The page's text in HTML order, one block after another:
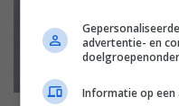
advertentie- en
Informatie op een